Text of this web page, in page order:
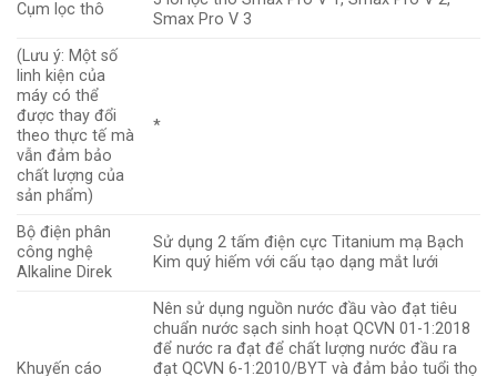
Cụm lọc thô
Smax Pro V 3
(Lưu ý: Một số
linh kiện của
máy có thể
được thay đổi
theo thực tế mà
vẫn đảm bảo
chất lượng của
sản phẩm)
*
Bộ điện phân
công nghệ
Alkaline Direk
Sử dụng 2 tấm điện cực Titanium mạ Bạch
Kim quý hiếm với cấu tạo dạng mắt lưới
Khuyến cáo
Nên sử dụng nguồn nước đầu vào đạt tiêu
chuẩn nước sạch sinh hoạt QCVN 01-1:2018
để nước ra đạt để chất lượng nước đầu ra
đạt QCVN 6-1:2010/BYT và đảm bảo tuổi thọ